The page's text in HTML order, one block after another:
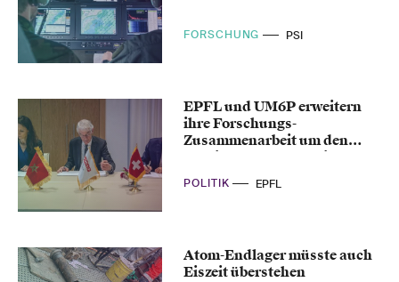
FORSCHUNG PSI
EPFL und UM6P erweitern
ihre Forschungs-
Zusammenarbeit um den
Bereich Grüne Energie
POLITIK EPFL
Atom-Endlager müsste auch
Eiszeit überstehen